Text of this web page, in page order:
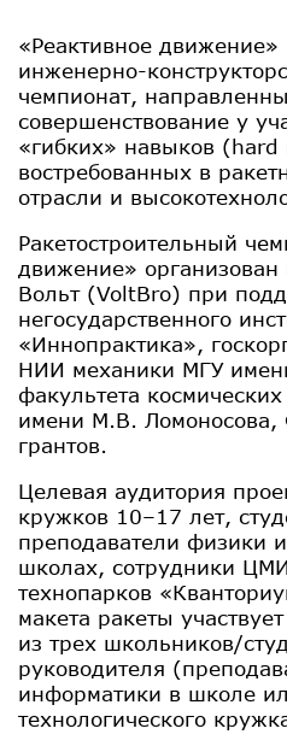
«Реактивное
инженерно-
чемпионат,
совершенствование у
«гибких» навыков
востребованных в
отрасли и
Ракетостроительный
движение» организован
Вольт (VoltBro) при
негосударственного
«Иннопрактика»,
НИИ механики МГУ
факультета
имени М.В. Ломоносова,
грантов.
Целевая аудитория
кружков 10–17 лет,
преподаватели физики
школах, сотрудники
технопарков
макета ракеты
из трех школьников/
руководителя
информатики в школе
технологического